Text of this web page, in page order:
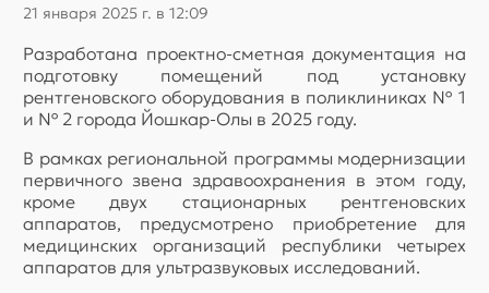
21 января 2025 г. в 12:09
Разработана проектно-сметная документация на
подготовку помещений под установку
рентгеновского оборудования в поликлиниках № 1
и № 2 города Йошкар-Олы в 2025 году.
В рамках региональной программы модернизации
первичного звена здравоохранения в этом году,
кроме двух стационарных рентгеновских
аппаратов, предусмотрено приобретение для
медицинских организаций республики четырех
аппаратов для ультразвуковых исследований.